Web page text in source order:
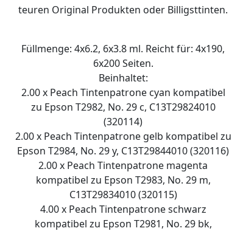
teuren Original Produkten oder Billigsttinten.
Füllmenge: 4x6.2, 6x3.8 ml. Reicht für: 4x190,
6x200 Seiten.
Beinhaltet:
2.00 x Peach Tintenpatrone cyan kompatibel
zu Epson T2982, No. 29 c, C13T29824010
(320114)
2.00 x Peach Tintenpatrone gelb kompatibel zu
Epson T2984, No. 29 y, C13T29844010 (320116)
2.00 x Peach Tintenpatrone magenta
kompatibel zu Epson T2983, No. 29 m,
C13T29834010 (320115)
4.00 x Peach Tintenpatrone schwarz
kompatibel zu Epson T2981, No. 29 bk,